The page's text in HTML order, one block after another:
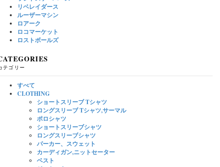
リベレイダース
ルーザーマシン
ロアーク
ロコマーケット
ロストボールズ
テゴリー
すべて
CLOTHING
ショートスリーブ Tシャツ
ロングスリーブ Tシャツ,サーマル
ポロシャツ
ショートスリーブシャツ
ロングスリーブシャツ
パーカー、スウェット
カーディガン,ニットセーター
ベスト